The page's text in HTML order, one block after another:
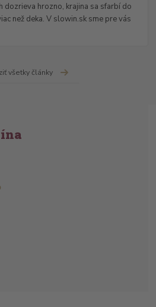
dozrieva hrozno, krajina sa sfarbí do
než deka. V slowin.sk sme pre vás
všetky články